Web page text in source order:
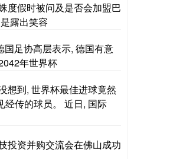
度假时被问及是否会加盟巴
露出笑容
国足协高层表示, 德国有意
年世界杯
想到, 世界杯最佳进球竟然
经传的球员。 近日, 国际
投资并购交流会在佛山成功